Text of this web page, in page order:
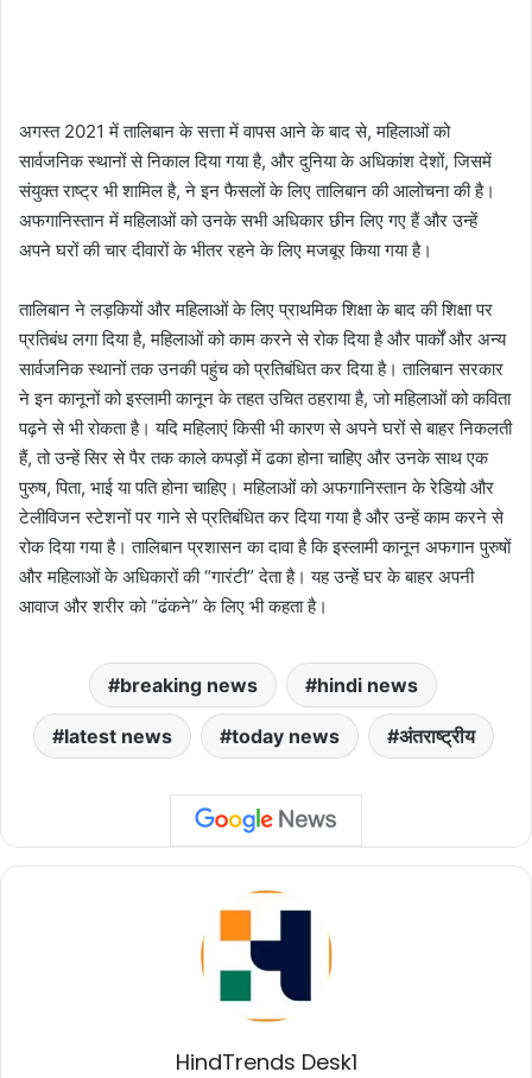
अगस्त 2021 में तालिबान के सत्ता में वापस आने के बाद से, महिलाओं को
सार्वजनिक स्थानों से निकाल दिया गया है, और दुनिया के अधिकांश देशों, जिसमें
संयुक्त राष्ट्र भी शामिल है, ने इन फैसलों के लिए तालिबान की आलोचना की है।
अफगानिस्तान में महिलाओं को उनके सभी अधिकार छीन लिए गए हैं और उन्हें
अपने घरों की चार दीवारों के भीतर रहने के लिए मजबूर किया गया है।
तालिबान ने लड़कियों और महिलाओं के लिए प्राथमिक शिक्षा के बाद की शिक्षा पर
प्रतिबंध लगा दिया है, महिलाओं को काम करने से रोक दिया है और पार्कों और अन्य
सार्वजनिक स्थानों तक उनकी पहुंच को प्रतिबंधित कर दिया है। तालिबान सरकार
ने इन कानूनों को इस्लामी कानून के तहत उचित ठहराया है, जो महिलाओं को कविता
पढ़ने से भी रोकता है। यदि महिलाएं किसी भी कारण से अपने घरों से बाहर निकलती
हैं, तो उन्हें सिर से पैर तक काले कपड़ों में ढका होना चाहिए और उनके साथ एक
पुरुष, पिता, भाई या पति होना चाहिए। महिलाओं को अफगानिस्तान के रेडियो और
टेलीविजन स्टेशनों पर गाने से प्रतिबंधित कर दिया गया है और उन्हें काम करने से
रोक दिया गया है। तालिबान प्रशासन का दावा है कि इस्लामी कानून अफगान पुरुषों
और महिलाओं के अधिकारों की “गारंटी” देता है। यह उन्हें घर के बाहर अपनी
आवाज और शरीर को “ढंकने” के लिए भी कहता है।
breaking news hindi news
latest news today news अंतराष्ट्रीय
HindTrends Desk1